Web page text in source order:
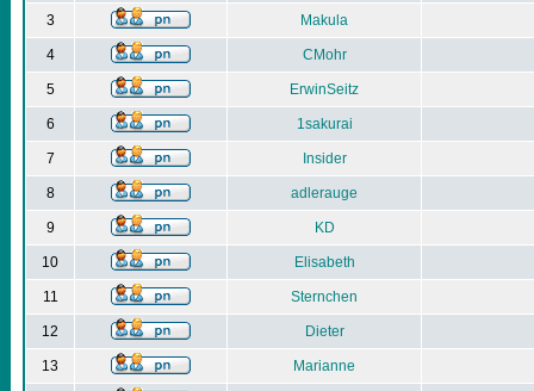
3 Makula
4 CMohr
5 ErwinSeitz
6 1sakurai
7 Insider
8 adlerauge
9 KD
10 Elisabeth
11 Sternchen
12 Dieter
13 Marianne